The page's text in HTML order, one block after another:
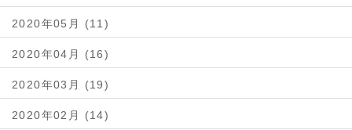
2020年05月 (11)
2020年04月 (16)
2020年03月 (19)
2020年02月 (14)